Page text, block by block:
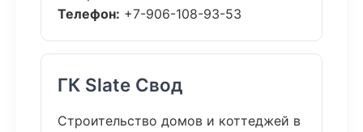
Телефон: +7-906-108-93-53
ГК Slate Свод
Строительство домов и коттеджей в